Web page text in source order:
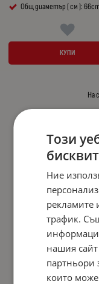
Общ диаметър ( см ):
КУПИ
На
Този
Ние
рекламите
трафик.
нашия
партньори
които